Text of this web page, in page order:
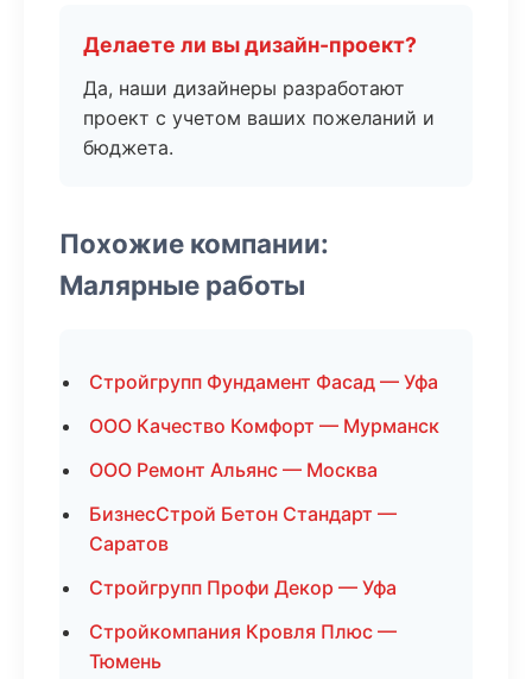
Делаете ли вы дизайн-проект?
Да, наши дизайнеры разработают
проект с учетом ваших пожеланий и
бюджета.
Похожие компании:
Малярные работы
Стройгрупп Фундамент Фасад — Уфа
ООО Качество Комфорт — Мурманск
ООО Ремонт Альянс — Москва
БизнесСтрой Бетон Стандарт —
Саратов
Стройгрупп Профи Декор — Уфа
Стройкомпания Кровля Плюс —
Тюмень